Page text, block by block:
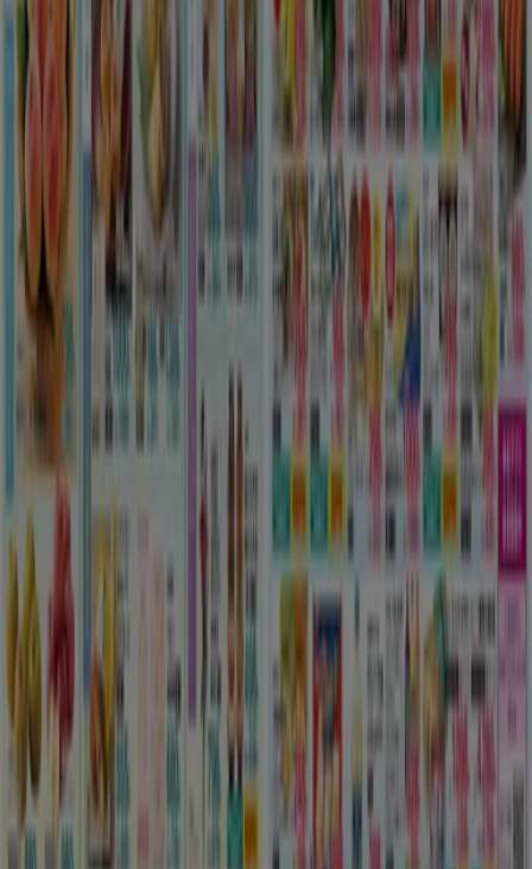
すべての人のための魅力的な特別オファー
8/10 日まで有効 さいたま市
さいたま市のスーパーマーケットの他
のビジネス
あなたの街で マルナカ カタログを見
つけてください
神戸市でのマルナカ 広島市でのマルナカ
岡山市でのマ
ルナカ
姫路市でのマルナカ 高松市でのマルナカ
東久留
米市でのマルナカ
都道府県一覧へ
さいたま市 の マルナカ のオファーを
さっと確認する
カテゴリー: スーパーマーケット
さいたま市のマルナカのチラシとお買
い得商品